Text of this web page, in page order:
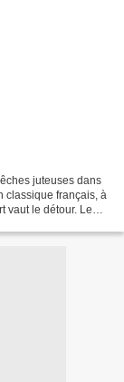
juteuses dans
classique français, à
vaut le détour. Le